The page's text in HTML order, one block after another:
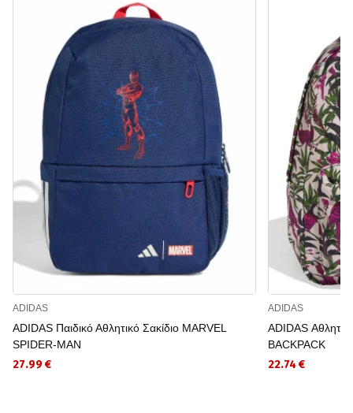
ADIDAS
ADIDAS Παιδικό Αθλητικό Σακίδιο MARVEL
SPIDER-MAN
27.99 €
ADIDAS
ADIDAS
BACKPACK
22.74 €